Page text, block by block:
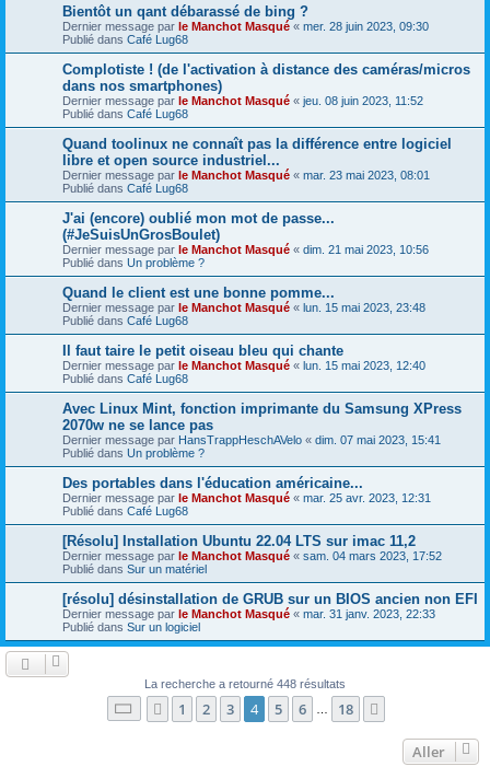
Bientôt un qant débarassé de bing ?
Dernier message par le Manchot Masqué « mer. 28 juin 2023, 09:30
Publié dans Café Lug68
Complotiste ! (de l'activation à distance des caméras/micros
dans nos smartphones)
Dernier message par le Manchot Masqué « jeu. 08 juin 2023, 11:52
Publié dans Café Lug68
Quand toolinux ne connaît pas la différence entre logiciel
libre et open source industriel...
Dernier message par le Manchot Masqué « mar. 23 mai 2023, 08:01
Publié dans Café Lug68
J'ai (encore) oublié mon mot de passe...
(#JeSuisUnGrosBoulet)
Dernier message par le Manchot Masqué « dim. 21 mai 2023, 10:56
Publié dans Un problème ?
Quand le client est une bonne pomme...
Dernier message par le Manchot Masqué « lun. 15 mai 2023, 23:48
Publié dans Café Lug68
Il faut taire le petit oiseau bleu qui chante
Dernier message par le Manchot Masqué « lun. 15 mai 2023, 12:40
Publié dans Café Lug68
Avec Linux Mint, fonction imprimante du Samsung XPress
2070w ne se lance pas
Dernier message par HansTrappHeschAVelo « dim. 07 mai 2023, 15:41
Publié dans Un problème ?
Des portables dans l'éducation américaine...
Dernier message par le Manchot Masqué « mar. 25 avr. 2023, 12:31
Publié dans Café Lug68
[Résolu] Installation Ubuntu 22.04 LTS sur imac 11,2
Dernier message par le Manchot Masqué « sam. 04 mars 2023, 17:52
Publié dans Sur un matériel
[résolu] désinstallation de GRUB sur un BIOS ancien non EFI
Dernier message par le Manchot Masqué « mar. 31 janv. 2023, 22:33
Publié dans Sur un logiciel
La recherche a retourné 448 résultats
Page sur18
Précédent
1 2 3 4 5 6 18
Aller